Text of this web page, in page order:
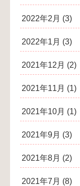
2022年2月 (3)
2022年1月 (3)
2021年12月 (2)
2021年11月 (1)
2021年10月 (1)
2021年9月 (3)
2021年8月 (2)
2021年7月 (8)